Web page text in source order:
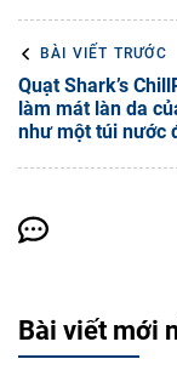
BÀI VIẾT TRƯỚC
Quạt Shark’s
làm mát làn da
như một túi nước
Bài viết mới